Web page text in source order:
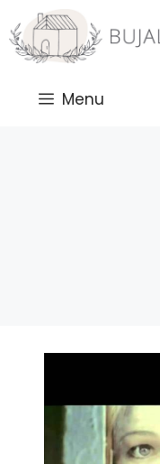
Saltar
al
contenido
Menu